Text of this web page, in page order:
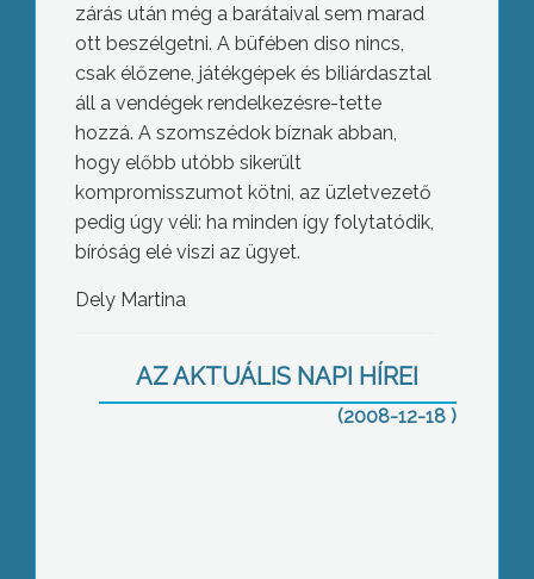
zárás után még a barátaival sem marad
ott beszélgetni. A büfében diso nincs,
csak élőzene, játékgépek és biliárdasztal
áll a vendégek rendelkezésre-tette
hozzá. A szomszédok bíznak abban,
hogy előbb utóbb sikerült
kompromisszumot kötni, az üzletvezető
pedig úgy véli: ha minden így folytatódik,
bíróság elé viszi az ügyet.
Dely Martina
AZ AKTUÁLIS NAPI HÍREI
(2008-12-18 )
Lövöldözésről kaptak bejelentést egy
tartóztattak le